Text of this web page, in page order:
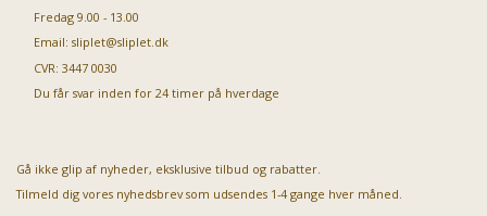
Fredag 9.00 - 13.00
Email: sliplet@sliplet.dk
CVR: 3447 0030
Du får svar inden for 24 timer på hverdage
Gå ikke glip af nyheder, eksklusive tilbud og rabatter.
Tilmeld dig vores nyhedsbrev som udsendes 1-4 gange hver måned.